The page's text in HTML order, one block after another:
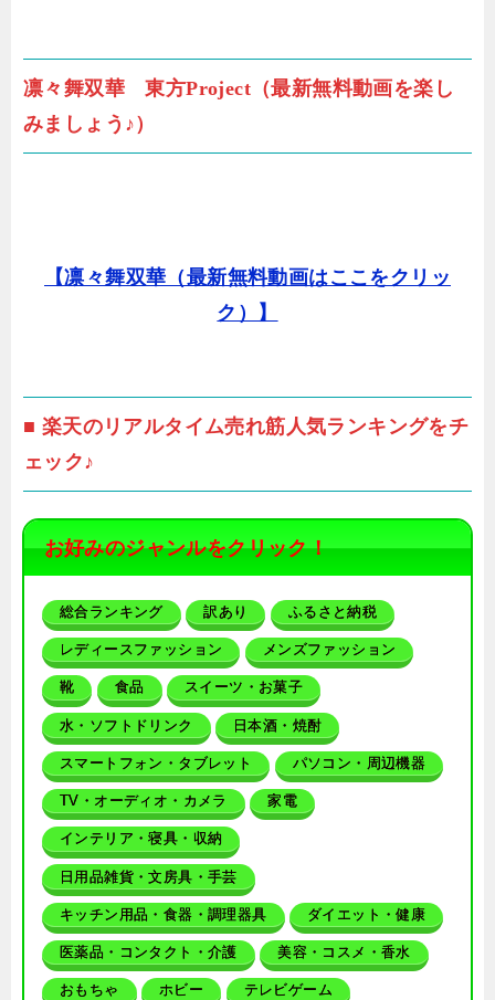
凛々舞双華 東方Project（最新無料動画を楽し
みましょう♪）
【凛々舞双華（最新無料動画はここをクリッ
ク）】
■ 楽天のリアルタイム売れ筋人気ランキングをチ
ェック♪
お好みのジャンルをクリック！
総合ランキング 訳あり ふるさと納税
レディースファッション メンズファッション
靴 食品 スイーツ・お菓子
水・ソフトドリンク 日本酒・焼酎
スマートフォン・タブレット パソコン・周辺機器
TV・オーディオ・カメラ 家電
インテリア・寝具・収納
日用品雑貨・文房具・手芸
キッチン用品・食器・調理器具 ダイエット・健康
医薬品・コンタクト・介護 美容・コスメ・香水
おもちゃ ホビー テレビゲーム